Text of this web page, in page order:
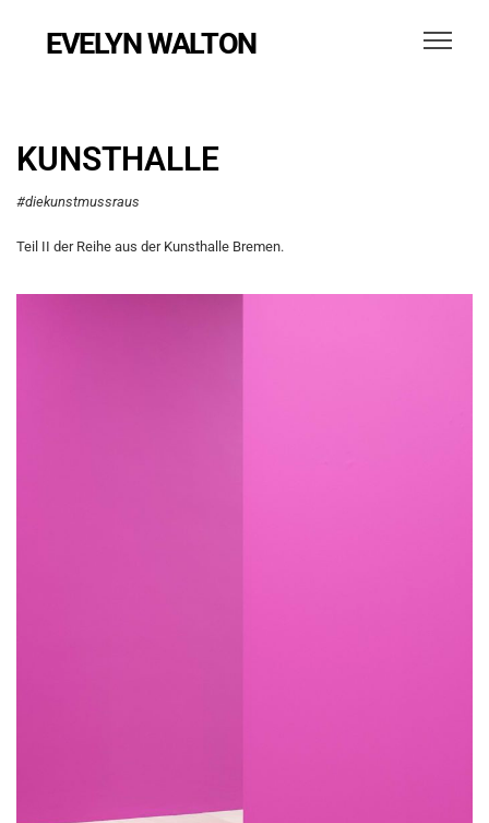
EVELYN WALTON
KUNSTHALLE
#diekunstmussraus
Teil II der Reihe aus der Kunsthalle Bremen.